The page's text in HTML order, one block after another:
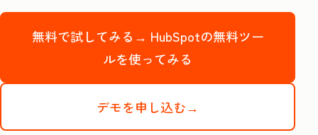
無料で試してみる→ HubSpotの無料ツー
ルを使ってみる
デモを申し込む→